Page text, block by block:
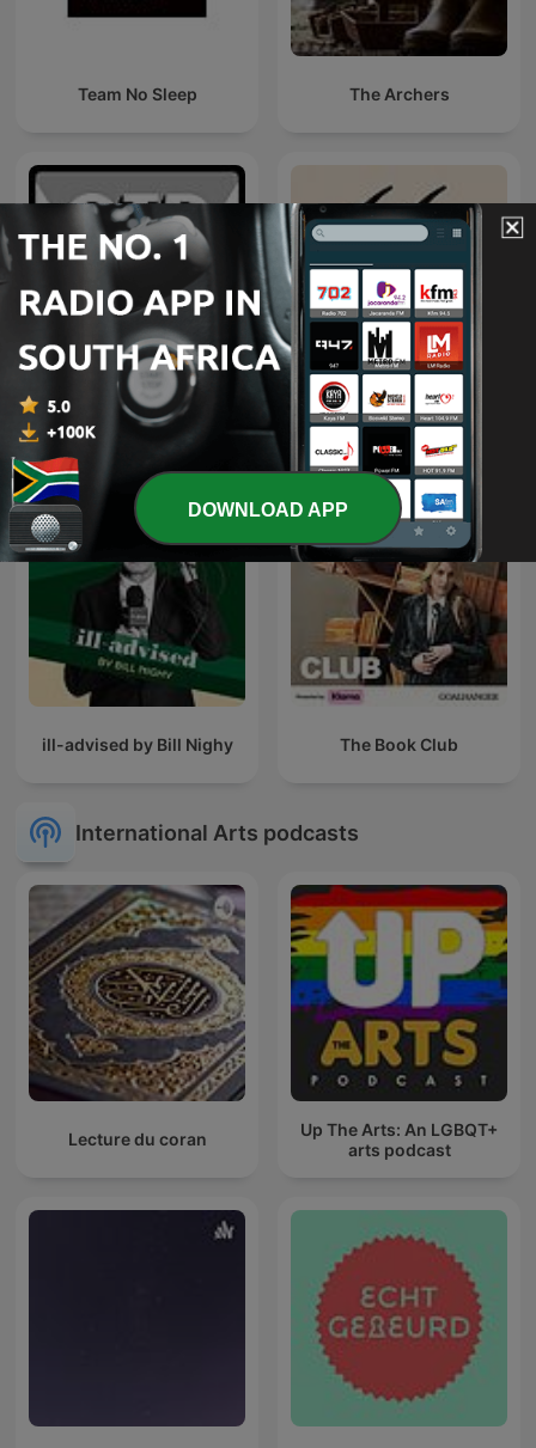
Team No Sleep The Archers
The Adventures of Paul
Temple | Old Time Radio
Ouvrez les guillemets
ill-advised by Bill Nighy The Book Club
International Arts podcasts
Lecture du coran
Up The Arts: An LGBQT+
arts podcast
DOWNLOAD APP